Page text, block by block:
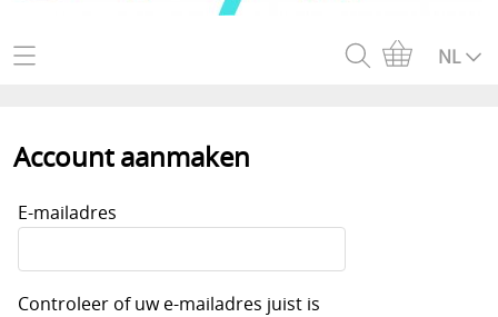
Home
Accessoires
Ballen
Onze testrackets - try and buy
Mijn account
Info en Contact
Blog
NL
Account aanmaken
E-mailadres
Controleer of uw e-mailadres juist is